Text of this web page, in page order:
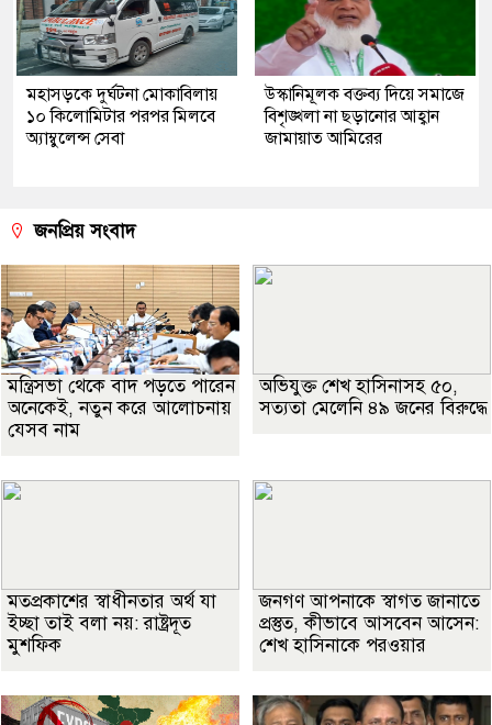
মহাসড়কে দুর্ঘটনা মোকাবিলায়
১০ কিলোমিটার পরপর মিলবে
অ্যাম্বুলেন্স সেবা
উস্কানিমূলক বক্তব্য দিয়ে সমাজে
বিশৃঙ্খলা না ছড়ানোর আহ্বান
জামায়াত আমিরের
জনপ্রিয় সংবাদ
মন্ত্রিসভা থেকে বাদ পড়তে পারেন
অনেকেই, নতুন করে আলোচনায়
যেসব নাম
অভিযুক্ত শেখ হাসিনাসহ ৫০,
সত্যতা মেলেনি ৪৯ জনের বিরুদ্ধে
মতপ্রকাশের স্বাধীনতার অর্থ যা
ইচ্ছা তাই বলা নয়: রাষ্ট্রদূত
মুশফিক
জনগণ আপনাকে স্বাগত জানাতে
প্রস্তুত, কীভাবে আসবেন আসেন:
শেখ হাসিনাকে পরওয়ার